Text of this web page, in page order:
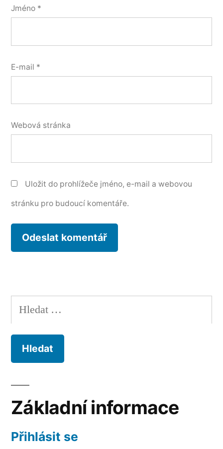
Jméno *
E-mail *
Webová stránka
Uložit do prohlížeče jméno, e-mail a webovou
stránku pro budoucí komentáře.
Vyhledávání
Základní informace
Přihlásit se